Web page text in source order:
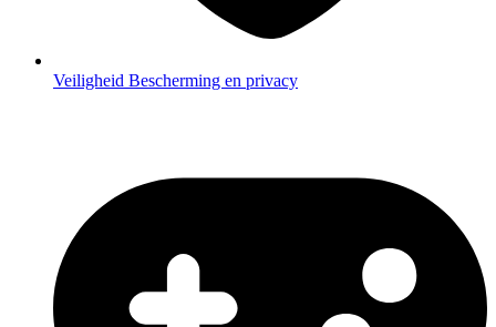
Veiligheid Bescherming en privacy